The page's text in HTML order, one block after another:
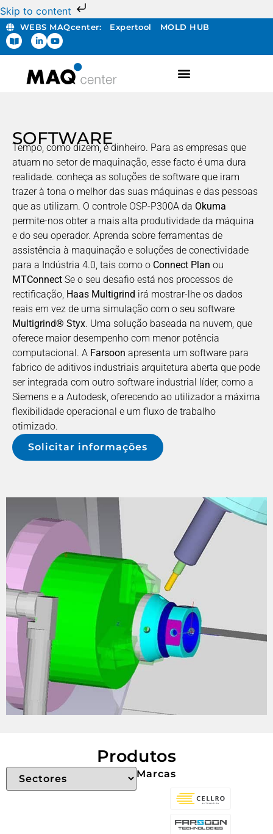
Skip to content
WEBS MAQcenter: Expertool MOLD HUB
SOFTWARE
Tempo, como dizem, é dinheiro. Para as empresas que
atuam no setor de maquinação, esse facto é uma dura
realidade. conheça as soluções de software que iram
trazer à tona o melhor das suas máquinas e das pessoas
que as utilizam. O controle OSP-P300A da Okuma
permite-nos obter a mais alta produtividade da máquina
e do seu operador. Aprenda sobre ferramentas de
assistência à maquinação e soluções de conectividade
para a Indústria 4.0, tais como o Connect Plan ou
MTConnect Se o seu desafio está nos processos de
rectificação, Haas Multigrind irá mostrar-lhe os dados
reais em vez de uma simulação com o seu software
Multigrind® Styx. Uma solução baseada na nuvem, que
oferece maior desempenho com menor potência
computacional. A Farsoon apresenta um software para
fabrico de aditivos industriais arquitetura aberta que pode
ser integrada com outro software industrial líder, como a
Siemens e a Autodesk, oferecendo ao utilizador a máxima
flexibilidade operacional e um fluxo de trabalho
otimizado.
Solicitar informações
Produtos
Marcas